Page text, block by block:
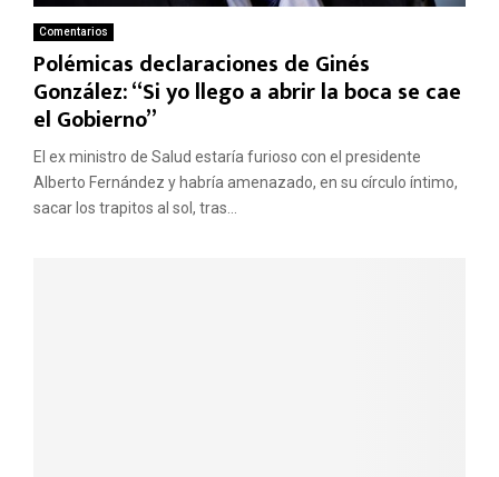
Comentarios
Polémicas declaraciones de Ginés
González: “Si yo llego a abrir la boca se cae
el Gobierno”
El ex ministro de Salud estaría furioso con el presidente
Alberto Fernández y habría amenazado, en su círculo íntimo,
sacar los trapitos al sol, tras...